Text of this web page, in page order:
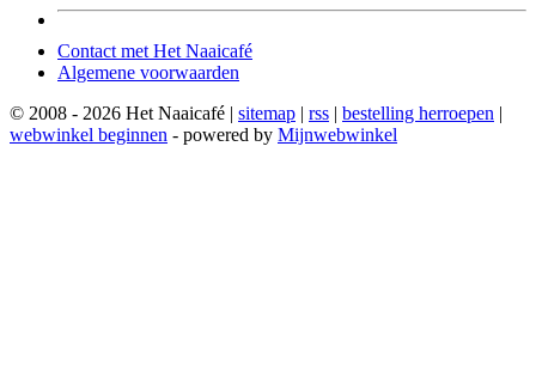
Contact met Het Naaicafé
Algemene voorwaarden
© 2008 - 2026 Het Naaicafé | sitemap | rss | bestelling herroepen |
webwinkel beginnen - powered by Mijnwebwinkel